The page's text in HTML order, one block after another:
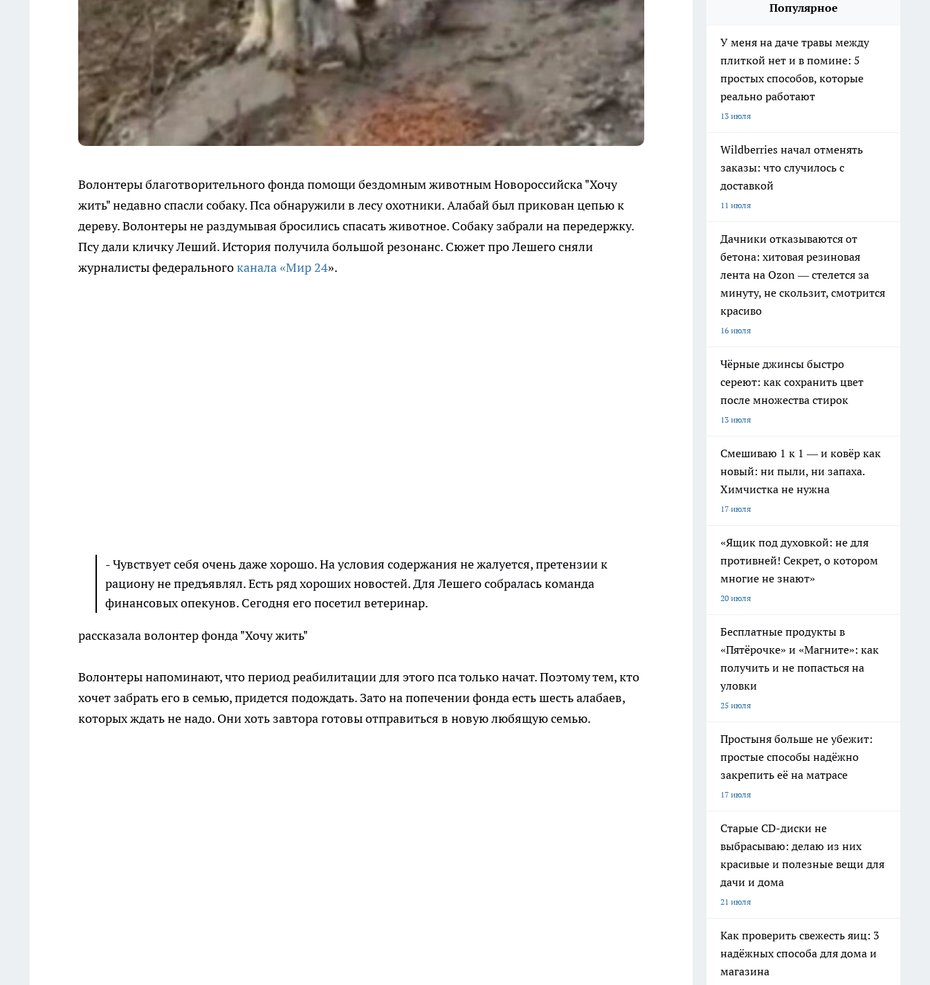
Волонтеры благотворительного фонда помощи бездомным животным Новороссийска "Хочу
жить" недавно спасли собаку. Пса обнаружили в лесу охотники. Алабай был прикован цепью к
дереву. Волонтеры не раздумывая бросились спасать животное. Собаку забрали на передержку.
Псу дали кличку Леший. История получила большой резонанс. Сюжет про Лешего сняли
журналисты федеральногоканала «Мир 24».
- Чувствует себя очень даже хорошо. На условия содержания не жалуется, претензии к
рациону не предъявлял. Есть ряд хороших новостей. Для Лешего собралась команда
финансовых опекунов. Сегодня его посетил ветеринар.
рассказала волонтер фонда "Хочу жить"
Волонтеры напоминают, что период реабилитации для этого пса только начат. Поэтому тем, кто
хочет забрать его в семью, придется подождать. Зато на попечении фонда есть шесть алабаев,
которых ждать не надо. Они хоть завтора готовы отправиться в новую любящую семью.
Популярное
У меня на даче травы между
плиткой нет и в помине: 5
простых способов, которые
реально работают
13 июля
Wildberries начал отменять
заказы: что случилось с
доставкой
11 июля
Дачники отказываются от
бетона: хитовая резиновая
лента на Ozon — стелется за
минуту, не скользит, смотрится
красиво
16 июля
Чёрные джинсы быстро
сереют: как сохранить цвет
после множества стирок
13 июля
Смешиваю 1 к 1 — и ковёр как
новый: ни пыли, ни запаха.
Химчистка не нужна
17 июля
«Ящик под духовкой: не для
противней! Секрет, о котором
многие не знают»
20 июля
Бесплатные продукты в
«Пятёрочке» и «Магните»: как
получить и не попасться на
уловки
25 июля
Простыня больше не убежит:
простые способы надёжно
закрепить её на матрасе
17 июля
Старые CD-диски не
выбрасываю: делаю из них
красивые и полезные вещи для
дачи и дома
21 июля
Как проверить свежесть яиц: 3
надёжных способа для дома и
магазина